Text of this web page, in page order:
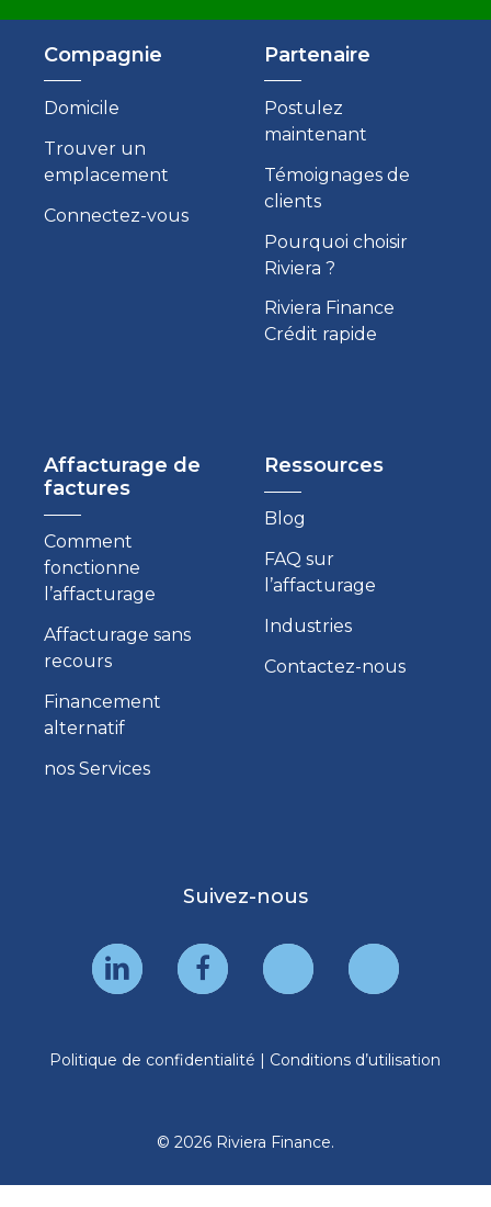
Compagnie
Domicile
Trouver un
emplacement
Connectez-vous
Partenaire
Postulez
maintenant
Témoignages de
clients
Pourquoi choisir
Riviera ?
Riviera Finance
Crédit rapide
Affacturage de
factures
Comment
fonctionne
l’affacturage
Affacturage sans
recours
Financement
alternatif
nos Services
Ressources
Blog
FAQ sur
l’affacturage
Industries
Contactez-nous
Suivez-nous
Politique de confidentialité | Conditions d’utilisation
© 2026 Riviera Finance.